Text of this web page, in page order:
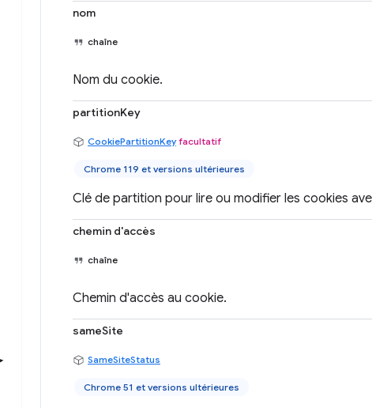
nom
chaîne
Nom du cookie.
partitionKey
CookiePartitionKey facultatif
Chrome 119 et versions ultérieures
Clé de partition pour lire ou modifier les cookies
chemin d'accès
chaîne
Chemin d'accès au cookie.
sameSite
SameSiteStatus
Chrome 51 et versions ultérieures